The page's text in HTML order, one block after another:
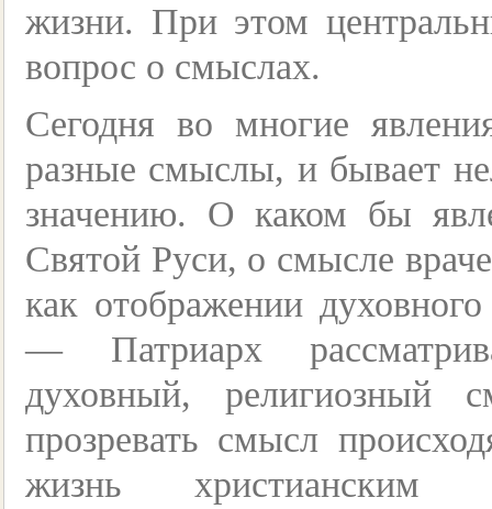
жизни. При этом
вопрос о смыслах.
Сегодня во многие
разные смыслы, и бывает
значению. О каком бы
Святой Руси, о смысле
как отображении
— Патриарх
духовный, религиозный
прозревать смысл
жизнь христианским